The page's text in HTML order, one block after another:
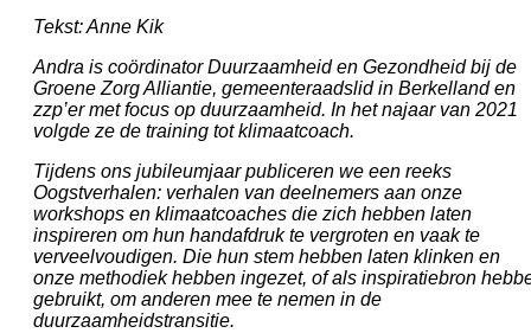
Tekst: Anne Kik
Andra is coördinator Duurzaamheid en Gezondheid bij de
Groene Zorg Alliantie, gemeenteraadslid in Berkelland en
zzp’er met focus op duurzaamheid. In het najaar van 2021
volgde ze de training tot klimaatcoach.
Tijdens ons jubileumjaar publiceren we een reeks
Oogstverhalen: verhalen van deelnemers aan onze
workshops en klimaatcoaches die zich hebben laten
inspireren om hun handafdruk te vergroten en vaak te
verveelvoudigen. Die hun stem hebben laten klinken en
onze methodiek hebben ingezet, of als inspiratiebron
gebruikt, om anderen mee te nemen in de
duurzaamheidstransitie.